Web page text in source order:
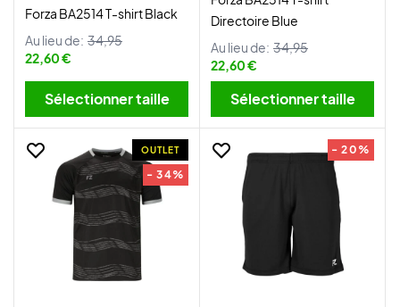
Forza BA2514 T-shirt Black
Au lieu de: 34,95
22,60 €
Sélectionner taille
Directoire Blue
Au lieu de: 34,95
22,60 €
Sélectionner taille
OUTLET
- 34%
- 20%